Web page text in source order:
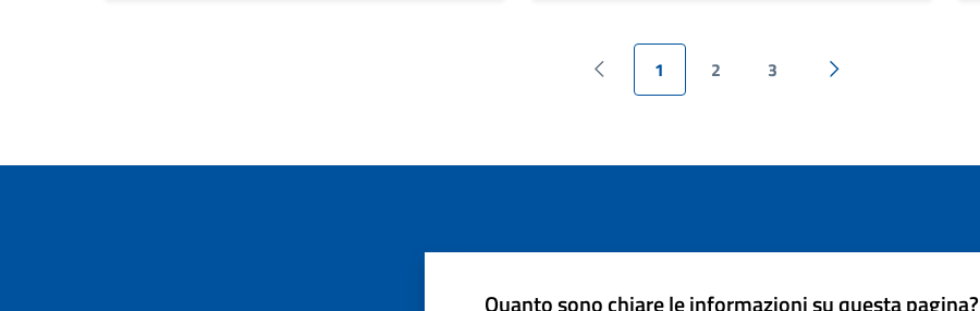
Pagina precedente
1 2 3
Pagina successiva
Quanto sono chiare le informazioni su questa pagina?